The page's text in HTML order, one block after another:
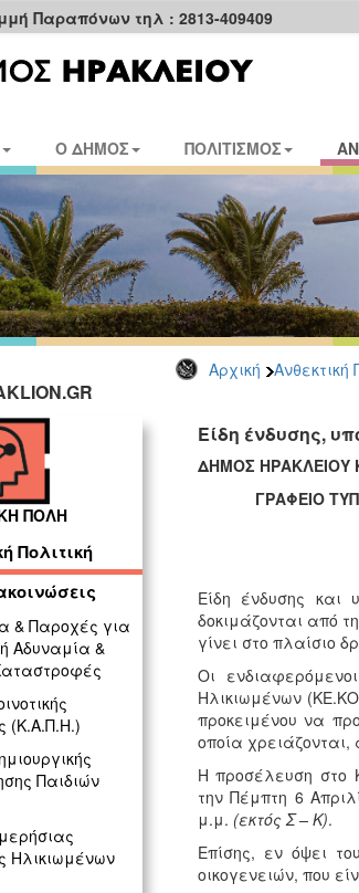
Παραπόνων τηλ : 2813-409409
Ο ΔΗΜΟΣ ΠΟΛΙΤΙΣΜΟΣ
Αρχική Ανθεκτική
ΠΟΛΗ
Πολιτική
& Παροχές για
Αδυναμία &
(Κ.Α.Π.Η.)
Παιδιών
Ηλικιωμένων
Είδη ένδυσης,
ΔΗΜΟΣ ΗΡΑΚΛΕΙΟΥ
ΓΡΑΦΕΙΟ
Είδη ένδυσης και
δοκιμάζονται από
γίνει στο πλαίσιο
Οι
Ηλικιωμένων
προκειμένου να
οποία χρειάζονται,
Η προσέλευση στο
την Πέμπτη 6
μ.μ. (εκτός Σ – Κ).
Επίσης, εν όψει
οικογενειών, που